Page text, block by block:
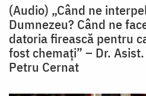
(Audio) „Când ne
Dumnezeu? Când ne
datoria firească pentru
fost chemați” – Dr.
Petru Cernat